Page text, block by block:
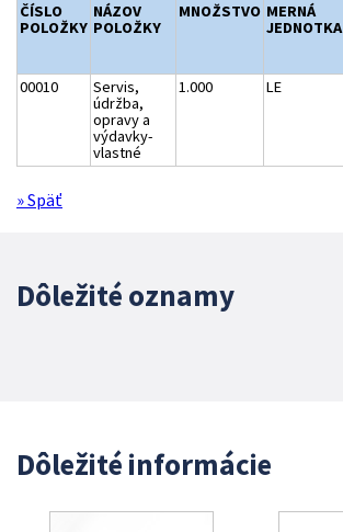
ČÍSLO
POLOŽKY
NÁZOV
POLOŽKY
MNOŽSTVO MERNÁ
JEDNOTKA
00010
Servis,
údržba,
opravy a
výdavky-
vlastné
1.000 LE
» Späť
Dôležité oznamy
Dôležité informácie